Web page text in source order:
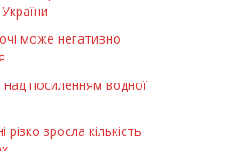
може негативно
посиленням водної
зросла кількість